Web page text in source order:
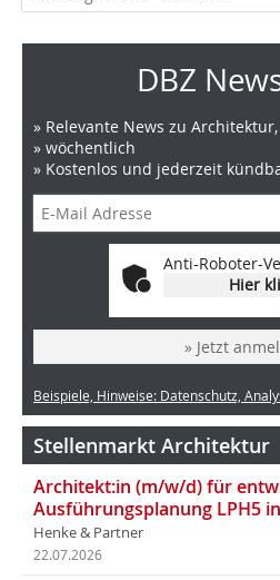
DBZ
» Relevante News zu
» wöchentlich
» Kostenlos und jederzeit
Anti-Roboter-
Hier
» Jetzt
Beispiele, Hinweise: Datenschutz,
Stellenmarkt Architektur
Architekt:in (m/w/d) für
Ausführungsplanung LPH5
Henke & Partner
22.07.2026